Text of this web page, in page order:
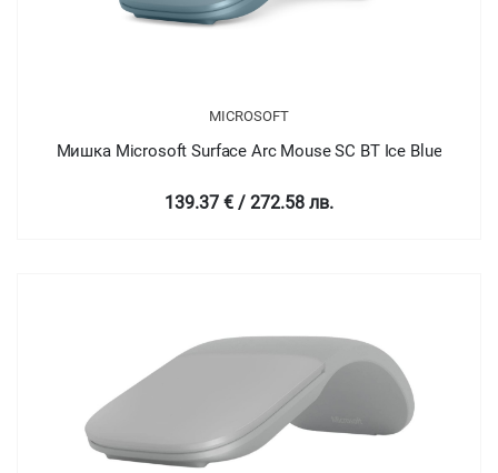
MICROSOFT
Мишка Microsoft Surface Arc Mouse SC BT Ice Blue
139.37 € / 272.58 лв.